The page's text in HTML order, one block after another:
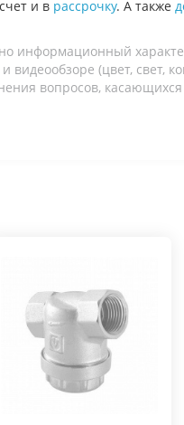
и в рассрочку. А также
информационный
(цвет, свет,
вопросов, касающихся